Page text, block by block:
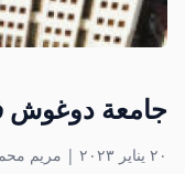
جامعة دوغوش
٢٠ يناير ٢٠٢٣ | مريم